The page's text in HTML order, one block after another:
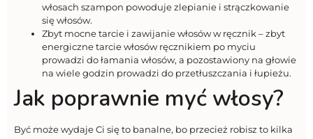
włosach szampon powoduje zlepianie i strączkowanie
się włosów.
Zbyt mocne tarcie i zawijanie włosów w ręcznik – zbyt
energiczne tarcie włosów ręcznikiem po myciu
prowadzi do łamania włosów, a pozostawiony na głowie
na wiele godzin prowadzi do przetłuszczania i łupieżu.
Jak poprawnie myć włosy?
Być może wydaje Ci się to banalne, bo przecież robisz to kilka